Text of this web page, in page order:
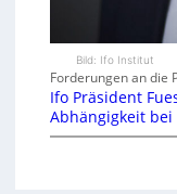
Bild: Ifo Institut
Forderungen an die
Ifo Präsident
Abhängigkeit